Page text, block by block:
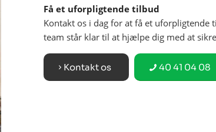
Få et uforpligtende tilbud
Kontakt os i dag for at få et uforpligtende
team står klar til at hjælpe dig med at
Kontakt os 40 41 04 08